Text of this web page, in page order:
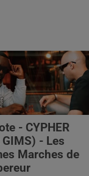
- CYPHER
- Les
Marches de